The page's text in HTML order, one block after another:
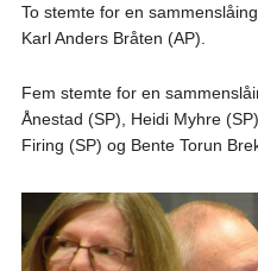
To stemte for en
Karl Anders Bråten (AP).
Fem stemte for en
Ånestad (SP), Heidi Myhre
Firing (SP) og Bente Torun